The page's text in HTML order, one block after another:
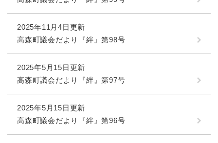
2025年11月4日更新
高森町議会だより『絆』第98号
2025年5月15日更新
高森町議会だより『絆』第97号
2025年5月15日更新
高森町議会だより『絆』第96号